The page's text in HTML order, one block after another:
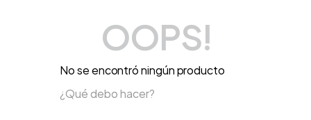
OOPS!
No se encontró ningún producto
¿Qué debo hacer?